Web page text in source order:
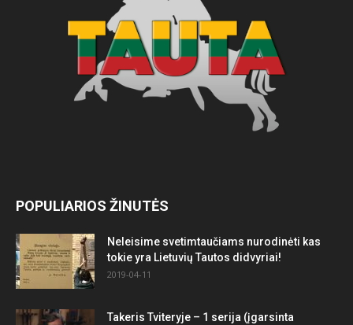
POPULIARIOS ŽINUTĖS
Neleisime svetimtaučiams nurodinėti kas
tokie yra Lietuvių Tautos didvyriai!
2019-04-11
Takeris Tviteryje – 1 serija (įgarsinta